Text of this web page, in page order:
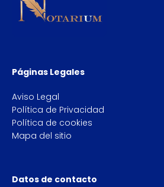
Páginas Legales
Aviso Legal
Política de Privacidad
Política de cookies
Mapa del sitio
Datos de contacto